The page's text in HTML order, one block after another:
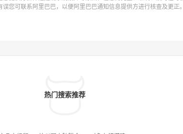
您可联系阿里巴巴，以便阿里巴巴通知信息提供方进行核查及更正。
热门搜索推荐